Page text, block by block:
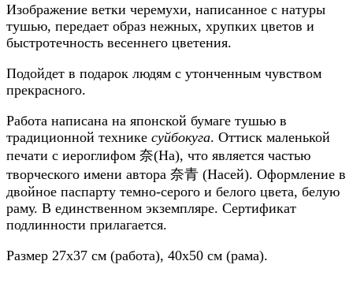
Изображение ветки черемухи, написанное с натуры
тушью, передает образ нежных, хрупких цветов и
быстротечность весеннего цветения.
Подойдет в подарок людям с утонченным чувством
прекрасного.
Работа написана на японской бумаге тушью в
традиционной технике суйбокуга. Оттиск маленькой
печати с иероглифом 奈(На), что является частью
творческого имени автора 奈青 (Насей). Оформление в
двойное паспарту темно-серого и белого цвета, белую
раму. В единственном экземпляре. Сертификат
подлинности прилагается.
Размер 27х37 см (работа), 40х50 см (рама).